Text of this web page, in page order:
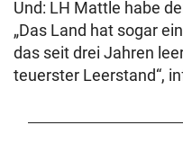
Und: LH Mattle habe
„Das Land hat sogar
das seit drei Jahren
teuerster Leerstand“,